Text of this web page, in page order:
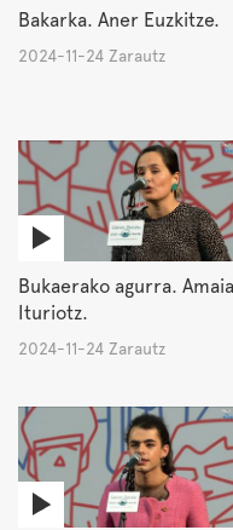
Bakarka. Aner Euzkitze.
2024-11-24 Zarautz
Bukaerako agurra. Amaia
Ituriotz.
2024-11-24 Zarautz